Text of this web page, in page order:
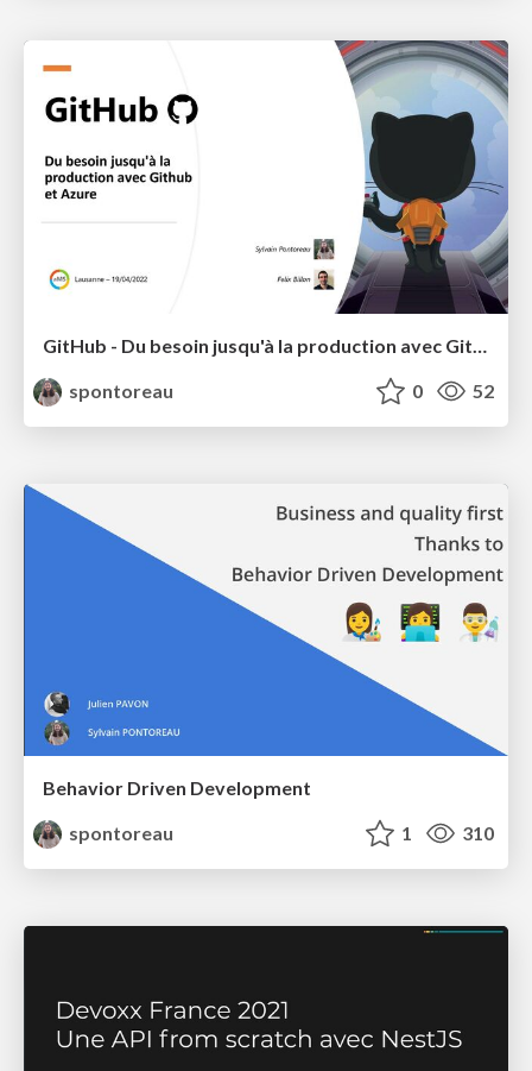
spontoreau
0 52
Behavior Driven Development
spontoreau
1 310